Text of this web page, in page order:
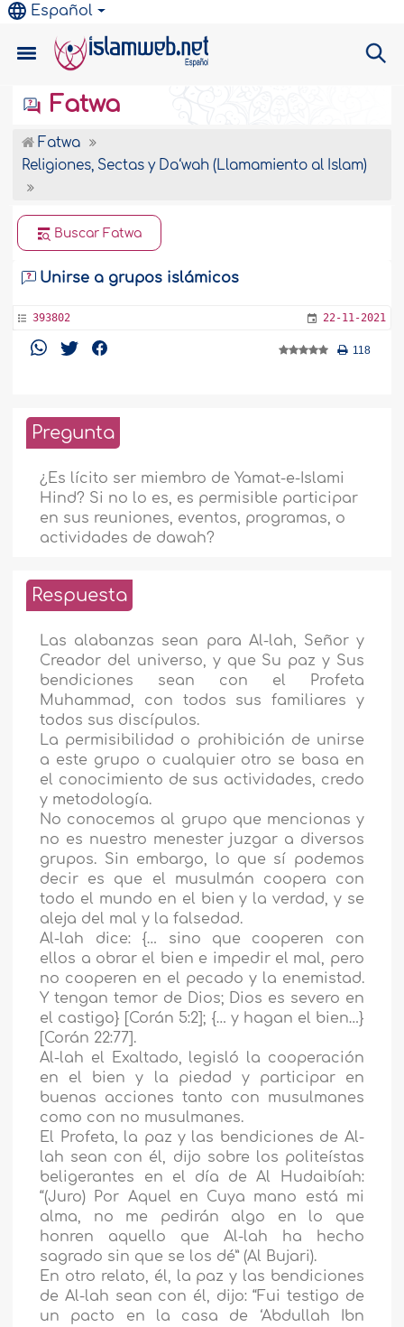
Español
Fatwa
Fatwa
Religiones, Sectas y Da‘wah (Llamamiento al Islam)
Buscar Fatwa
Unirse a grupos islámicos
393802 22-11-2021
118
Pregunta
¿Es lícito ser miembro de Yamat-e-Islami
Hind? Si no lo es, es permisible participar
en sus reuniones, eventos, programas, o
actividades de dawah?
Respuesta
Las alabanzas sean para Al-lah, Señor y
Creador del universo, y que Su paz y Sus
bendiciones sean con el Profeta
Muhammad, con todos sus familiares y
todos sus discípulos.
La permisibilidad o prohibición de unirse
a este grupo o cualquier otro se basa en
el conocimiento de sus actividades, credo
y metodología.
No conocemos al grupo que mencionas y
no es nuestro menester juzgar a diversos
grupos. Sin embargo, lo que sí podemos
decir es que el musulmán coopera con
todo el mundo en el bien y la verdad, y se
aleja del mal y la falsedad.
Al-lah dice: {… sino que cooperen con
ellos a obrar el bien e impedir el mal, pero
no cooperen en el pecado y la enemistad.
Y tengan temor de Dios; Dios es severo en
el castigo} [Corán 5:2]; {… y hagan el bien…}
[Corán 22:77].
Al-lah el Exaltado, legisló la cooperación
en el bien y la piedad y participar en
buenas acciones tanto con musulmanes
como con no musulmanes.
El Profeta, la paz y las bendiciones de Al-
lah sean con él, dijo sobre los politeístas
beligerantes en el día de Al Hudaibíah:
“(Juro) Por Aquel en Cuya mano está mi
alma, no me pedirán algo en lo que
honren aquello que Al-lah ha hecho
sagrado sin que se los dé” (Al Bujari).
En otro relato, él, la paz y las bendiciones
de Al-lah sean con él, dijo: “Fui testigo de
un pacto en la casa de ‘Abdullah Ibn